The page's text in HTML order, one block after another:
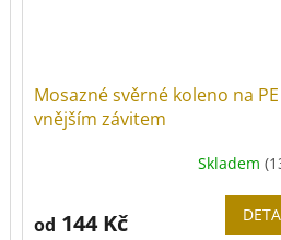
Mosazné svěrné koleno na
vnějším závitem
je
Skladem
od 144 Kč